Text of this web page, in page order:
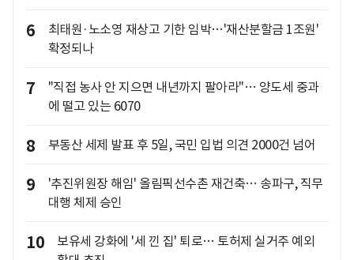
6
최태원·노소영 재상고 기한 임박…'재산분할금 1조원'
확정되나
7
"직접 농사 안 지으면 내년까지 팔아라"… 양도세 중과
에 떨고 있는 6070
8 부동산 세제 발표 후 5일, 국민 입법 의견 2000건 넘어
9
'추진위원장 해임' 올림픽선수촌 재건축… 송파구, 직무
대행 체제 승인
10
보유세 강화에 '세 낀 집' 퇴로… 토허제 실거주 예외